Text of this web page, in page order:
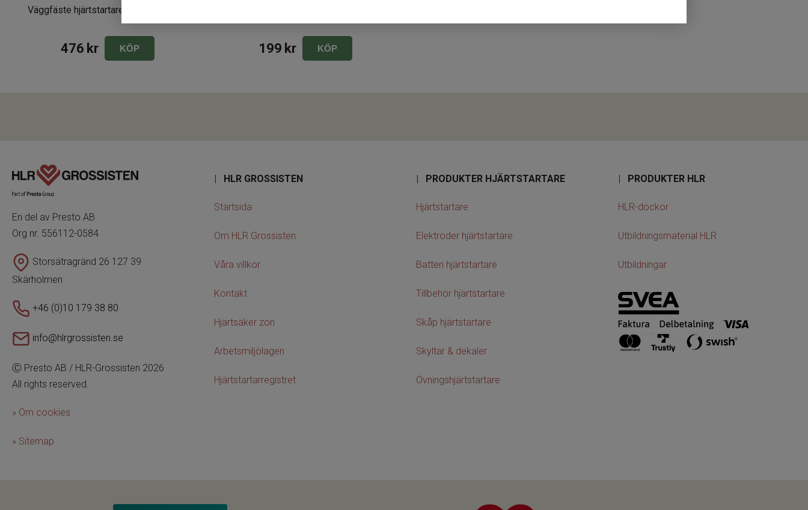
Väggfäste hjärtstartare (universal), vitt
476 kr KÖP 199 kr KÖP
En del av Presto AB
Org nr. 556112-0584
Storsätragränd 26 127 39
Skärholmen
+46 (0)10 179 38 80
info@hlrgrossisten.se
Ⓒ Presto AB / HLR-Grossisten 2026
All rights reserved.
» Om cookies
» Sitemap
HLR GROSSISTEN
Startsida
Om HLR Grossisten
Våra villkor
Kontakt
Hjärtsäker zon
Arbetsmiljölagen
Hjärtstartarregistret
PRODUKTER HJÄRTSTARTARE
Hjärtstartare
Elektroder hjärtstartare
Batteri hjärtstartare
Tillbehör hjärtstartare
Skåp hjärtstartare
Skyltar & dekaler
Övningshjärtstartare
PRODUKTER HLR
HLR-dockor
Utbildningsmaterial HLR
Utbildningar